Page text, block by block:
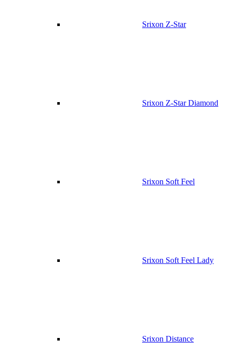
Srixon Z-Star
Srixon Z-Star Diamond
Srixon Soft Feel
Srixon Soft Feel Lady
Srixon Distance